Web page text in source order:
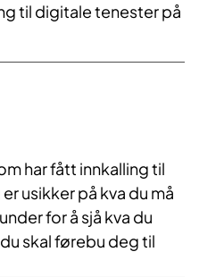
til digitale tenester på
har fått innkalling til
usikker på kva du må
for å sjå kva du
skal førebu deg til